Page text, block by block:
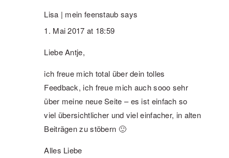
Lisa | mein feenstaub says
1. Mai 2017 at 18:59
Liebe Antje,
ich freue mich total über dein tolles
Feedback, ich freue mich auch sooo sehr
über meine neue Seite – es ist einfach so
viel übersichtlicher und viel einfacher, in alten
Beiträgen zu stöbern 🙂
Alles Liebe